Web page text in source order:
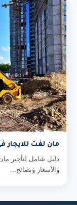
مان لفت للايجار
دليل شامل لتأجير
والأسعار ونصائح...